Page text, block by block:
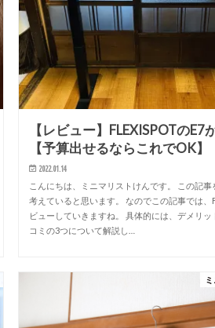
【レビュー】FLEXISPOTのE7
【予算出せるならこれでOK】
2022.01.14
こんにちは、ミニマリストけんです。 この記事
考えていると思います。 なのでこの記事では、
ビューしていきますね。 具体的には、デメリッ
コミの3つについて解説し…